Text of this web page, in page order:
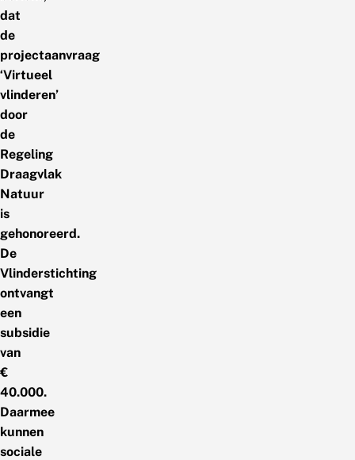
dat
de
projectaanvraag
‘Virtueel
vlinderen’
door
de
Regeling
Draagvlak
Natuur
is
gehonoreerd.
De
Vlinderstichting
ontvangt
een
subsidie
van
€
40.000.
Daarmee
kunnen
sociale